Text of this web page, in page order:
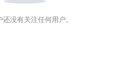
还没有关注任何用户。